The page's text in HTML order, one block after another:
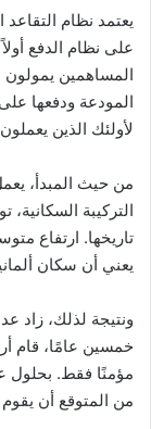
يعتمد نظام التقاعد
على نظام الدفع
المساهمين يمولون
المودعة ودفعها
لأولئك الذين يعملون
من حيث المبدأ،
التركيبة السكانية،
تاريخها. ارتفاع
يعني أن سكان
ونتيجة لذلك، زاد
من المتوقع أن يقوم 15 مساهمًا فقط بتمويل متقاعد واحد.